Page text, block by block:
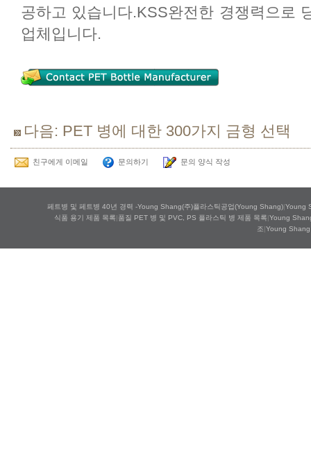
공하고 있습니다.KSS완전한 경쟁력으로
업체입니다.
다음: PET 병에 대한 300가지 금형 선택
친구에게 이메일 문의하기 문의 양식 작성
페트병 및 페트병 40년 경력 -Young Shang(주)플라스틱공업(Young Shang)|Young
식품 용기 제품 목록|품질 PET 병 및 PVC, PS 플라스틱 병 제품 목록|Young
조|Young